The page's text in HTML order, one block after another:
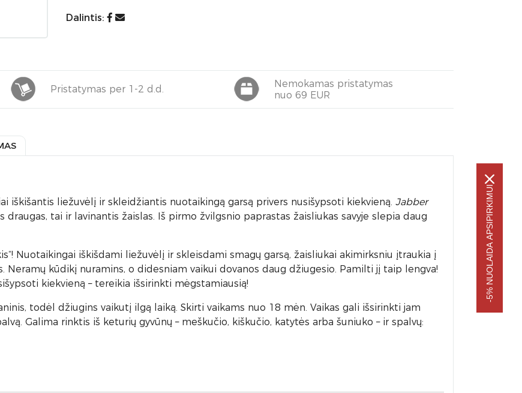
Dalintis:
Pristatymas per 1-2 d.d.
Nemokamas pristatymas
nuo 69 EUR
iškišantis liežuvėlį ir skleidžiantis nuotaikingą garsą privers nusišypsoti kiekvieną. Jabber
tai ir lavinantis žaislas. Iš pirmo žvilgsnio paprastas žaisliukas savyje slepia daug
Nuotaikingai iškišdami liežuvėlį ir skleisdami smagų garsą, žaisliukai akimirksniu įtraukia į
Neramų kūdikį nuramins, o didesniam vaikui dovanos daug džiugesio. Pamilti jį taip lengva!
kiekvieną – tereikia išsirinkti mėgstamiausią!
todėl džiugins vaikutį ilgą laiką. Skirti vaikams nuo 18 mėn. Vaikas gali išsirinkti jam
Galima rinktis iš keturių gyvūnų – meškučio, kiškučio, katytės arba šuniuko – ir spalvų:
-5% NUOLAIDA APSIPIRKIMUI